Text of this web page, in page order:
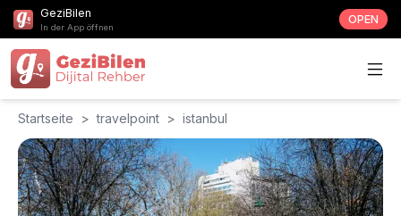
GeziBilen
In der App öffnen
OPEN
Startseite > travelpoint > istanbul